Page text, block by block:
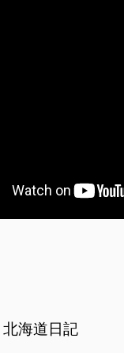
北海道日記